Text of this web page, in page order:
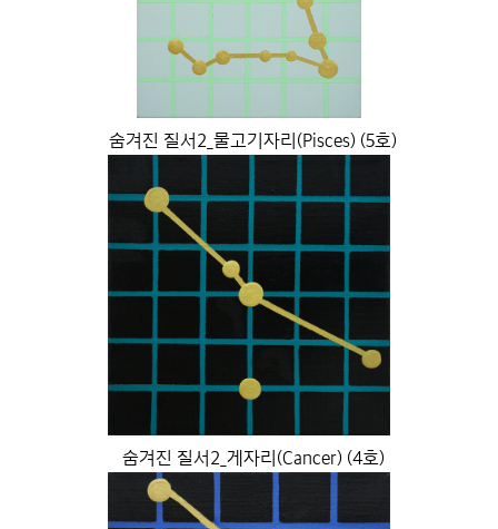
숨겨진 질서2_물고기자리(Pisces) (5호)
숨겨진 질서2_게자리(Cancer) (4호)